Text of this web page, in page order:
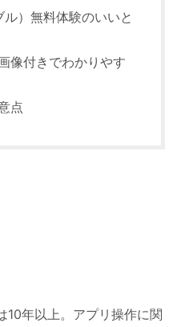
）無料体験のいいと
像付きでわかりやす
点
10年以上。アプリ操作に関